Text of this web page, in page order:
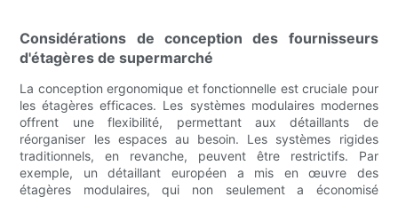
Considérations de conception des fournisseurs
d'étagères de supermarché
La conception ergonomique et fonctionnelle est cruciale pour
les étagères efficaces. Les systèmes modulaires modernes
offrent une flexibilité, permettant aux détaillants de
réorganiser les espaces au besoin. Les systèmes rigides
traditionnels, en revanche, peuvent être restrictifs. Par
exemple, un détaillant européen a mis en œuvre des
étagères modulaires, qui non seulement a économisé